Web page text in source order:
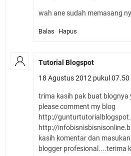
wah ane sudah memasang
Balas Hapus
Tutorial Blogspot
18 Agustus 2012 pukul 07.50
trima kasih pak buat blognya
please comment my blog
http://
http://
kasih komentar dan
blogger profesional....terima